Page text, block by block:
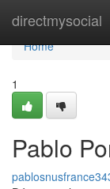
directmysocial
Home
Home
1
Pablo